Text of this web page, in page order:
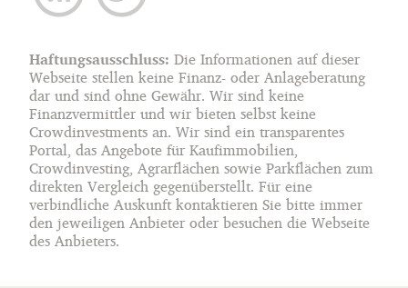
Haftungsausschluss: Die Informationen auf dieser
Webseite stellen keine Finanz- oder Anlageberatung
dar und sind ohne Gewähr. Wir sind keine
Finanzvermittler und wir bieten selbst keine
Crowdinvestments an. Wir sind ein transparentes
Portal, das Angebote für Kaufimmobilien,
Crowdinvesting, Agrarflächen sowie Parkflächen zum
direkten Vergleich gegenüberstellt. Für eine
verbindliche Auskunft kontaktieren Sie bitte immer
den jeweiligen Anbieter oder besuchen die Webseite
des Anbieters.